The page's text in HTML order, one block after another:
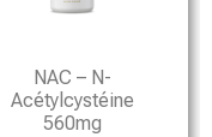
NAC – N-
Acétylcystéine
560mg